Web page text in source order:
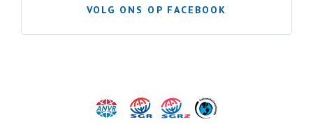
VOLG ONS OP FACEBOOK